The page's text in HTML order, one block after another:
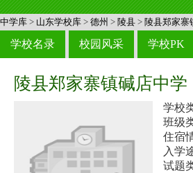
中学库 > 山东学校库 > 德州 > 陵县 > 陵县郑家寨
学校名录 校园风采 学校PK
陵县郑家寨镇碱店中学
学校
班级
住宿
入学
试题